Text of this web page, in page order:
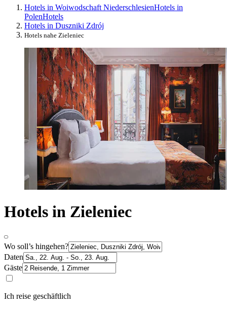
Hotels in Woiwodschaft NiederschlesienHotels in
PolenHotels
Hotels in Duszniki Zdrój
Hotels nahe Zieleniec
Hotels in Zieleniec
Wo soll’s hingehen?
Daten
Gäste
Ich reise geschäftlich